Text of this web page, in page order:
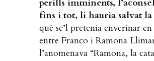
perills imminents,
fins i tot, li hauria salvat
què se’l pretenia enverinar
entre Franco i Ramona
l’anomenava “Ramona, la